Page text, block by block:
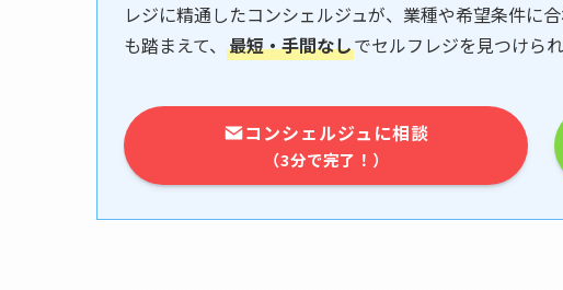
レジに精通したコンシェルジュが、業種や希望条件に
も踏まえて、 最短・手間なしでセルフレジを見つけら
コンシェルジュに相談
（3分で完了！）